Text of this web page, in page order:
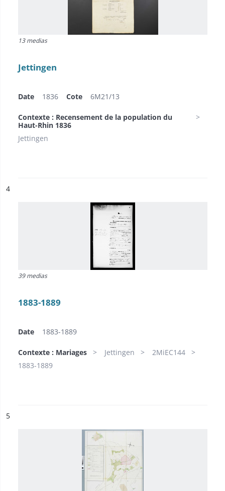
13 medias
Jettingen
Date 1836 Cote 6M21/13
Contexte : Recensement de la population du
Haut-Rhin 1836
Jettingen
n°
4
39 medias
1883-1889
Date 1883-1889
Contexte : Mariages Jettingen
2MiEC144
1883-1889
n°
5